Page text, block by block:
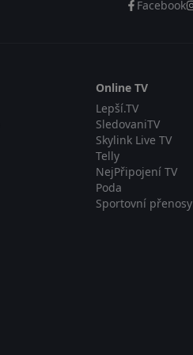
Facebook
Online TV
Lepší.TV
SledovaniTV
Skylink Live TV
Telly
NejPřipojení TV
Poda
Sportovní přenosy